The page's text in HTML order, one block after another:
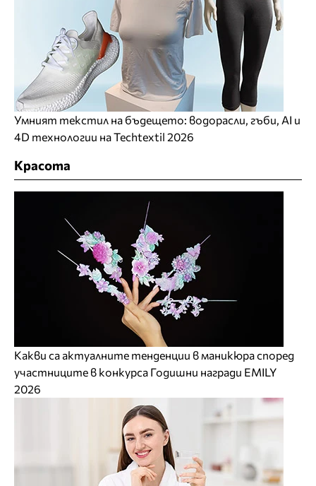
Умният текстил на бъдещето: водорасли, гъби, AI и
4D технологии на Techtextil 2026
Красота
Какви са актуалните тенденции в маникюра според
участниците в конкурса Годишни награди EMILY
2026